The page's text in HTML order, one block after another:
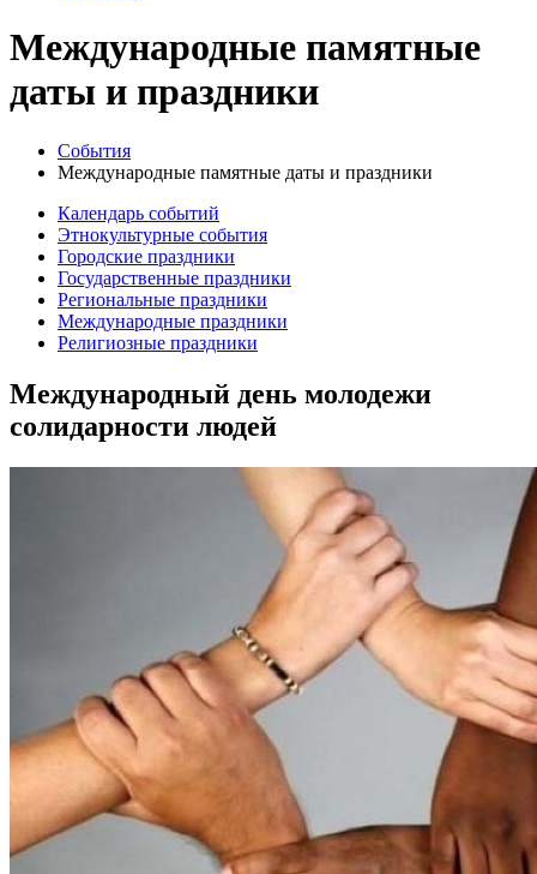
Международные памятные
даты и праздники
События
Международные памятные даты и праздники
Календарь событий
Этнокультурные события
Городские праздники
Государственные праздники
Региональные праздники
Международные праздники
Религиозные праздники
Международный день молодежи
солидарности людей